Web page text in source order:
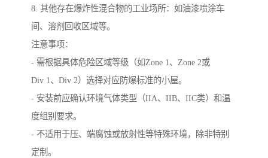
8. 其他存在爆炸性混合物的工业场所：如油漆喷涂车
间、溶剂回收区域等。
注意事项：
- 需根据具体危险区域等级（如Zone 1、Zone 2或
Div 1、Div 2）选择对应防爆标准的小屋。
- 安装前应确认环境气体类型（IIA、IIB、IIC类）和温
度组别要求。
- 不适用于压、端腐蚀或放射性等特殊环境，除非特别
定制。